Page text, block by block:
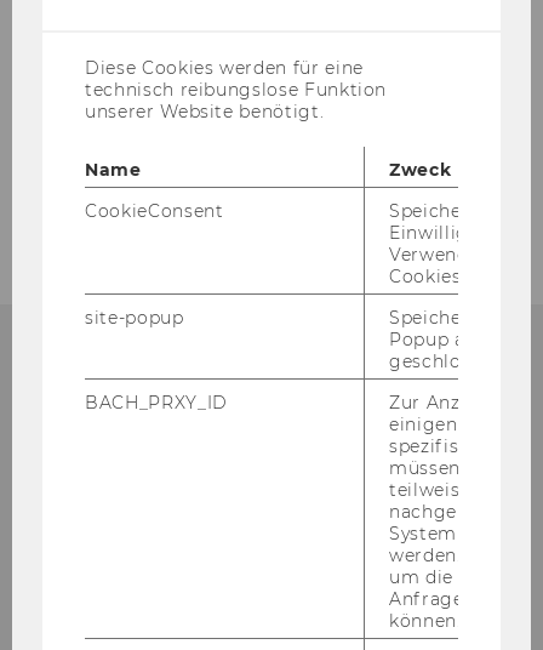
Institut für Marketing-
Diese Cookies werden für eine
technisch reibungslose Funktion
unserer Website benötigt.
Name
Zweck
CookieConsent
Speichert Ihre
Einwilligung zur
Verwendung von
Cookies.
site-popup
Speichert ob ein
Popup
geschlossen
BACH_PRXY_ID
Zur Anzeige von
einigen WU-
spezifischen
müssen
teilweise von
nachgelagerten
System
werden.
um die Antwort
Anfrage
können.